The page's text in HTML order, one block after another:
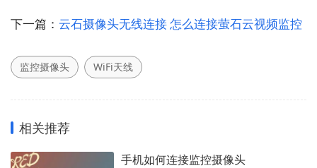
下一篇： 云石摄像头无线连接 怎么连接萤石云视频监控
监控摄像头 WiFi天线
相关推荐
手机如何连接监控摄像头